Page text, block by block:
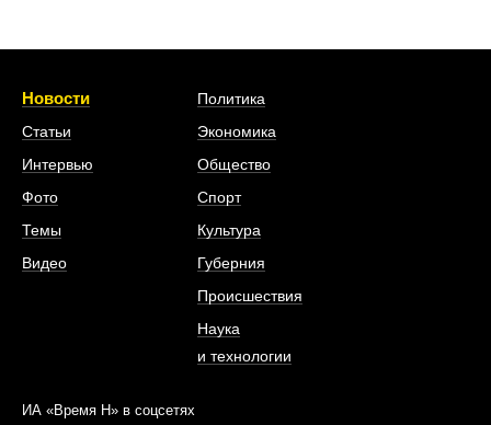
Новости
Статьи
Интервью
Фото
Темы
Видео
Политика
Экономика
Общество
Спорт
Культура
Губерния
Происшествия
Наука
и технологии
ИА «Время Н» в соцсетях